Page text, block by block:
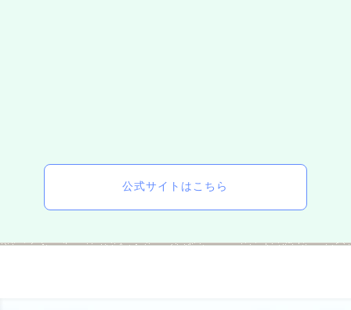
公式サイトはこちら